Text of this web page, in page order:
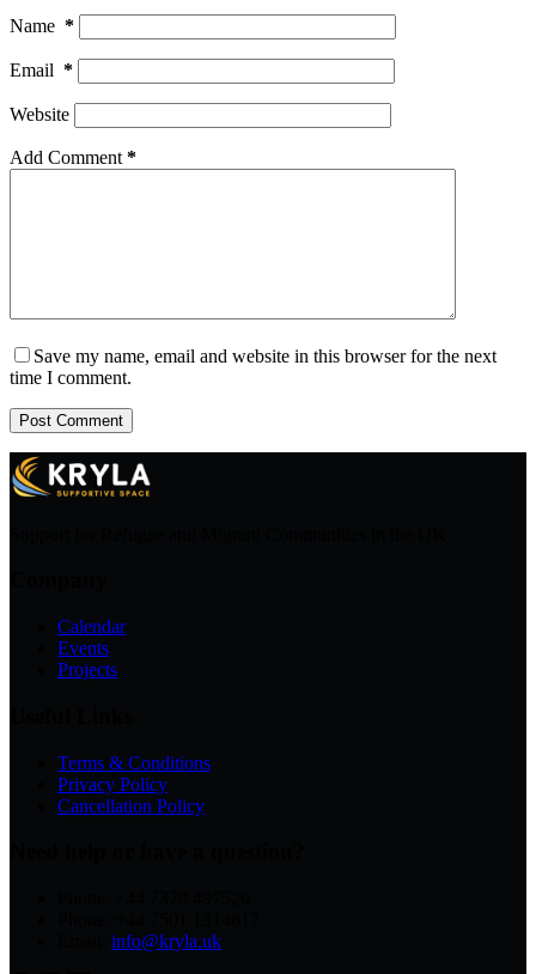
Name *
Email *
Website
Add Comment *
Save my name, email and website in this browser for the next
time I comment.
Post Comment
Calendar
Events
Projects
Terms & Conditions
Privacy Policy
Cancellation Policy
info@kryla.uk